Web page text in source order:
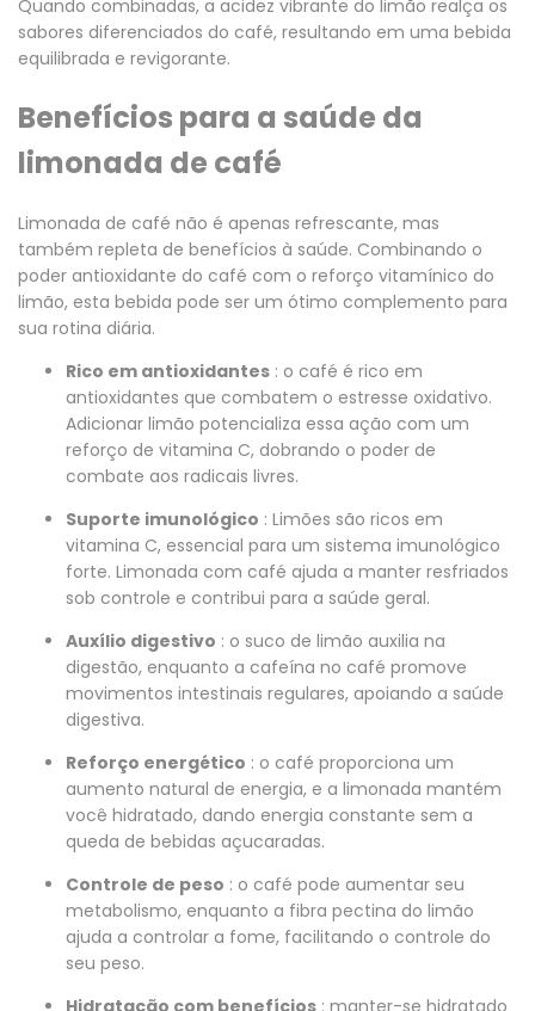
Quando combinadas, a acidez vibrante do limão realça os
sabores diferenciados do café, resultando em uma bebida
equilibrada e revigorante.
Benefícios para a saúde da
limonada de café
Limonada de café não é apenas refrescante, mas
também repleta de benefícios à saúde. Combinando o
poder antioxidante do café com o reforço vitamínico do
limão, esta bebida pode ser um ótimo complemento para
sua rotina diária.
Rico em antioxidantes : o café é rico em
antioxidantes que combatem o estresse oxidativo.
Adicionar limão potencializa essa ação com um
reforço de vitamina C, dobrando o poder de
combate aos radicais livres.
Suporte imunológico : Limões são ricos em
vitamina C, essencial para um sistema imunológico
forte. Limonada com café ajuda a manter resfriados
sob controle e contribui para a saúde geral.
Auxílio digestivo : o suco de limão auxilia na
digestão, enquanto a cafeína no café promove
movimentos intestinais regulares, apoiando a saúde
digestiva.
Reforço energético : o café proporciona um
aumento natural de energia, e a limonada mantém
você hidratado, dando energia constante sem a
queda de bebidas açucaradas.
Controle de peso : o café pode aumentar seu
metabolismo, enquanto a fibra pectina do limão
ajuda a controlar a fome, facilitando o controle do
seu peso.
Hidratação com benefícios : manter-se hidratado